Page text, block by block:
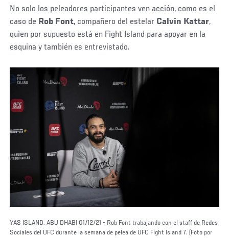
No solo los peleadores participantes ven acción, como es el
caso de Rob Font, compañero del estelar Calvin Kattar,
quien por supuesto está en Fight Island para apoyar en la
esquina y también es entrevistado.
YAS ISLAND, ABU DHABI 01/12/21 - Rob Font trabajando con el staff de Redes
Sociales del UFC durante la semana de pelea de UFC Fight Island 7. (Foto por